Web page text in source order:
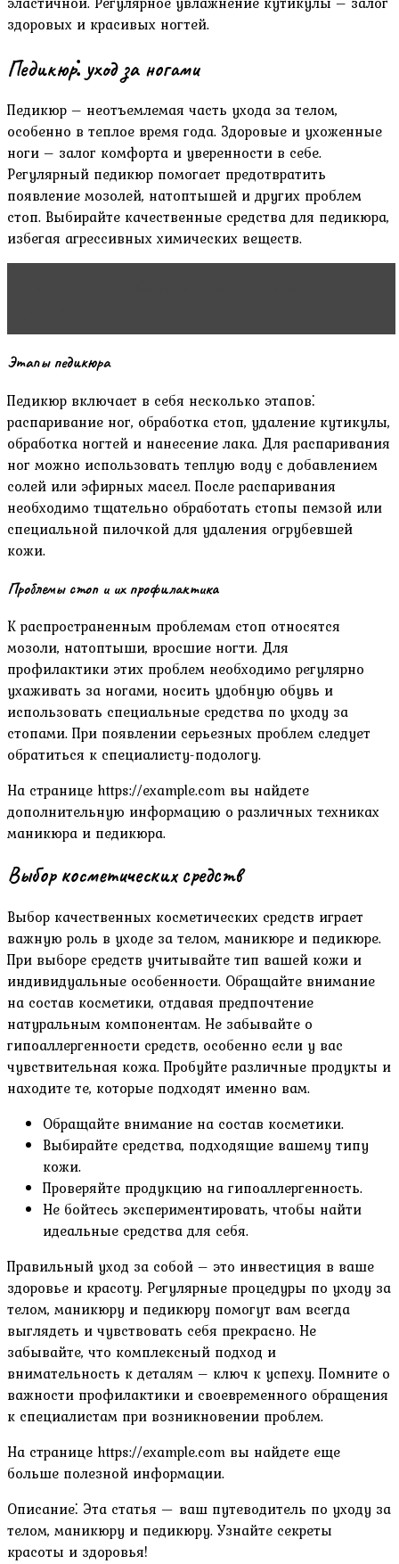
здоровых и красивых ногтей.
Педикюр⁚ уход за ногами
Педикюр – неотъемлемая часть ухода за телом,
особенно в теплое время года. Здоровые и ухоженные
ноги – залог комфорта и уверенности в себе.
Регулярный педикюр помогает предотвратить
появление мозолей, натоптышей и других проблем
стоп. Выбирайте качественные средства для педикюра,
избегая агрессивных химических веществ.
Этапы педикюра
Педикюр включает в себя несколько этапов⁚
распаривание ног, обработка стоп, удаление кутикулы,
обработка ногтей и нанесение лака. Для распаривания
ног можно использовать теплую воду с добавлением
солей или эфирных масел. После распаривания
необходимо тщательно обработать стопы пемзой или
специальной пилочкой для удаления огрубевшей
кожи.
Проблемы стоп и их профилактика
К распространенным проблемам стоп относятся
мозоли, натоптыши, вросшие ногти. Для
профилактики этих проблем необходимо регулярно
ухаживать за ногами, носить удобную обувь и
использовать специальные средства по уходу за
стопами. При появлении серьезных проблем следует
обратиться к специалисту-подологу.
На странице https://example.com вы найдете
дополнительную информацию о различных техниках
маникюра и педикюра.
Выбор косметических средств
Выбор качественных косметических средств играет
важную роль в уходе за телом, маникюре и педикюре.
При выборе средств учитывайте тип вашей кожи и
индивидуальные особенности. Обращайте внимание
на состав косметики, отдавая предпочтение
натуральным компонентам. Не забывайте о
гипоаллергенности средств, особенно если у вас
чувствительная кожа. Пробуйте различные продукты и
находите те, которые подходят именно вам.
Обращайте внимание на состав косметики.
Выбирайте средства, подходящие вашему типу
кожи.
Проверяйте продукцию на гипоаллергенность.
Не бойтесь экспериментировать, чтобы найти
идеальные средства для себя.
Правильный уход за собой – это инвестиция в ваше
здоровье и красоту. Регулярные процедуры по уходу за
телом, маникюру и педикюру помогут вам всегда
выглядеть и чувствовать себя прекрасно. Не
забывайте, что комплексный подход и
внимательность к деталям – ключ к успеху. Помните о
важности профилактики и своевременного обращения
к специалистам при возникновении проблем.
На странице https://example.com вы найдете еще
больше полезной информации.
Описание⁚ Эта статья — ваш путеводитель по уходу за
телом, маникюру и педикюру. Узнайте секреты
красоты и здоровья!